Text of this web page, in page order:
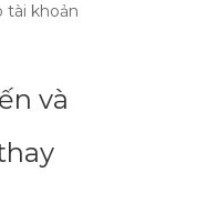
tài khoản
và